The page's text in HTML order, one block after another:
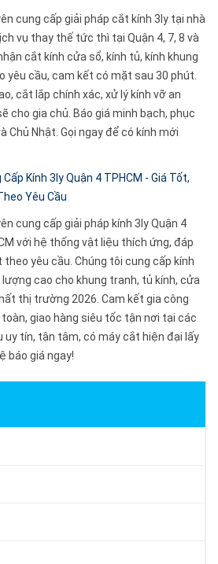
cung cấp giải pháp cắt kính 3ly tại nhà
vụ thay thế tức thì tại Quận 4, 7, 8 và
cắt kính cửa sổ, kính tủ, kính khung
yêu cầu, cam kết có mặt sau 30 phút.
cắt lắp chính xác, xử lý kính vỡ an
cho gia chủ. Báo giá minh bạch, phục
Chủ Nhật. Gọi ngay để có kính mới
Cấp Kính 3ly Quận 4 TPHCM - Giá Tốt,
Yêu Cầu
cung cấp giải pháp kính 3ly Quận 4
với hệ thống vật liệu thích ứng, đáp
yêu cầu. Chúng tôi cung cấp kính
cao cho khung tranh, tủ kính, cửa
thị trường 2026. Cam kết gia công
giao hàng siêu tốc tận nơi tại các
uy tín, tận tâm, có máy cắt hiện đại lấy
báo giá ngay!